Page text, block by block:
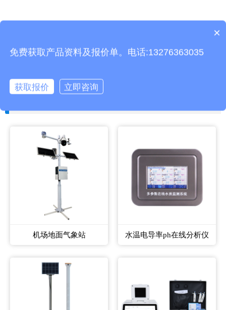
上一篇：负氧离子监测站厂家，选天合靠谱吗？
机场地面气象站 水温电导率ph在线分析仪
产品包含安装吗？
×
免费获取产品资料及报价单。电话:13276363035
获取报价 立即咨询